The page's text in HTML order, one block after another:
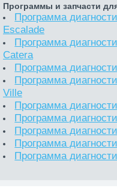
Программы и запчасти
Программа
Escalade
Программа
Catera
Программа
Программа
Ville
Программа
Программа
Программа
Программа
Программа